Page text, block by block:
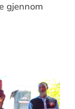
gjennom